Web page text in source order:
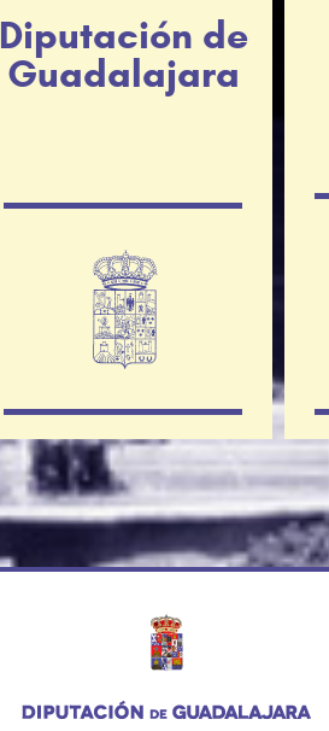
Diputación de
Guadalajara